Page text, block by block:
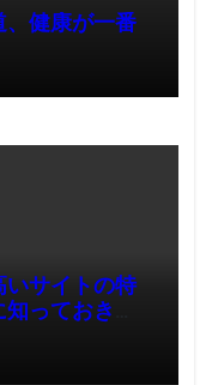
、健康が一番
いサイトの特
っておきた